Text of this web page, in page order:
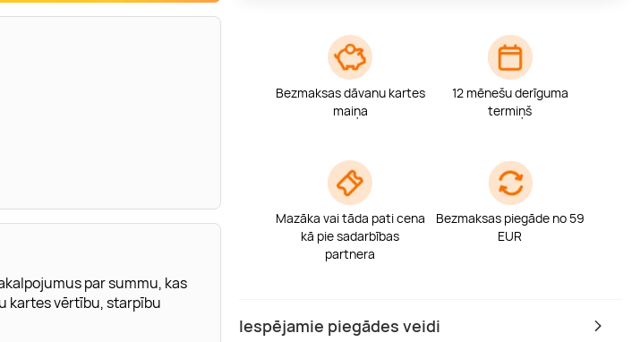
Bezmaksas dāvanu kartes
maiņa
12 mēnešu derīguma
termiņš
Mazāka vai tāda pati cena
kā pie sadarbības
partnera
Bezmaksas piegāde no 59
EUR
Iespējamie piegādes veidi
par summu, kas
kartes vērtību, starpību